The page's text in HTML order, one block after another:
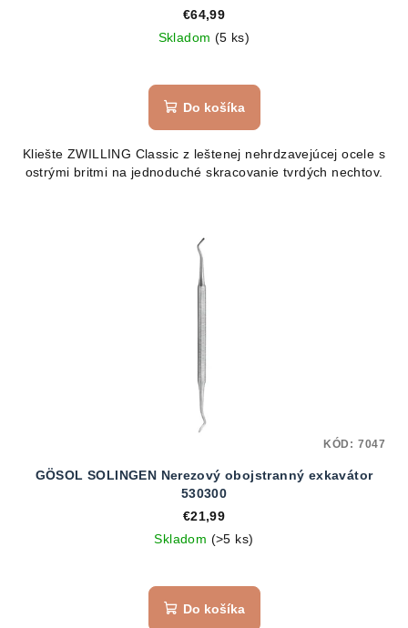
€64,99
Skladom (5 ks)
Do košíka
Kliešte ZWILLING Classic z leštenej nehrdzavejúcej ocele s
ostrými britmi na jednoduché skracovanie tvrdých nechtov.
GÖSOL SOLINGEN Nerezový obojstranný exkavátor
530300
€21,99
Skladom (>5 ks)
Do košíka
KÓD: 7047